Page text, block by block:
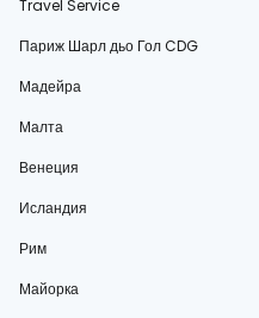
Travel Service
Париж Шарл дьо Гол CDG
Мадейра
Малта
Венеция
Исландия
Рим
Майорка